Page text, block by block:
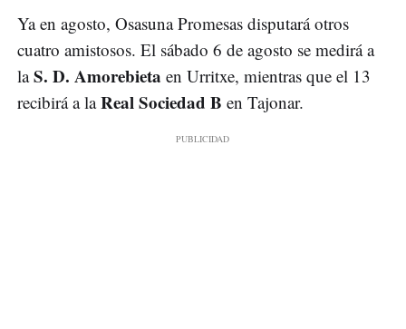
Ya en agosto, Osasuna Promesas disputará otros
cuatro amistosos. El sábado 6 de agosto se medirá a
laS. D. Amorebieta en Urritxe, mientras que el 13
recibirá a laReal Sociedad B en Tajonar.